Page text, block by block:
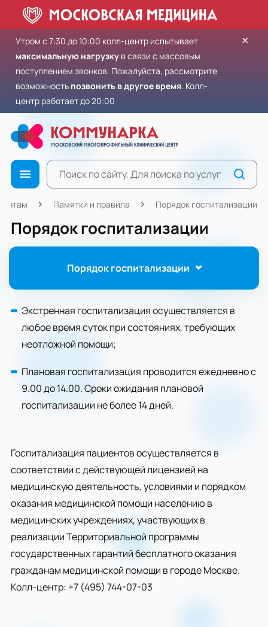
Утром с 7:30 до 10:00 колл-центр испытывает
максимальную нагрузку в связи с массовым
поступлением звонков. Пожалуйста, рассмотрите
возможность позвонить в другое время. Колл-
центр работает до 20:00
×
Памятки и правила Порядок госпитализации
Порядок госпитализации
Порядок госпитализации
Экстренная госпитализация осуществляется в
любое время суток при состояниях, требующих
неотложной помощи;
Плановая госпитализация проводится ежедневно с
9.00 до 14.00. Сроки ожидания плановой
госпитализации не более 14 дней.
Госпитализация пациентов осуществляется в
соответствии с действующей лицензией на
медицинскую деятельность, условиями и порядком
оказания медицинской помощи населению в
медицинских учреждениях, участвующих в
реализации Территориальной программы
государственных гарантий бесплатного оказания
гражданам медицинской помощи в городе Москве.
Колл-центр: +7 (495) 744-07-03